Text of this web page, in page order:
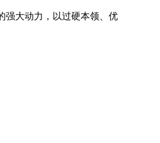
强大动力，以过硬本领、优